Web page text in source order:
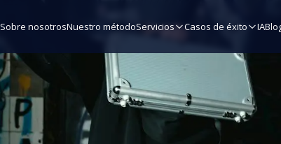
Sobre nosotrosNuestro métodoServicios Casos de éxito IA